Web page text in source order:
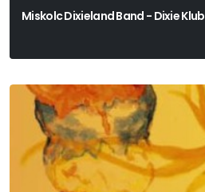
Miskolc Dixieland Band - Dixie Klub